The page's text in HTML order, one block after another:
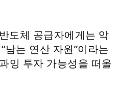
도체 공급자에게는 악
남는 연산 자원”이라는
잉 투자 가능성을 떠올